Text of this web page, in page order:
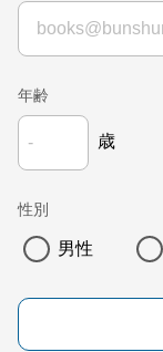
年齢
歳
性別
男性